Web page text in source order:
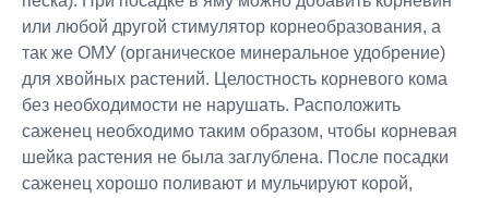
или любой другой стимулятор корнеобразования, а
так же ОМУ (органическое минеральное удобрение)
для хвойных растений. Целостность корневого кома
без необходимости не нарушать. Расположить
саженец необходимо таким образом, чтобы корневая
шейка растения не была заглублена. После посадки
саженец хорошо поливают и мульчируют корой,